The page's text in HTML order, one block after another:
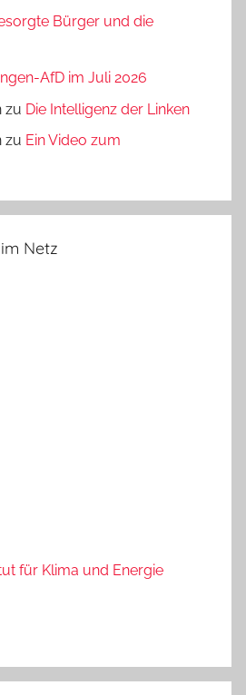
Bürger und die
AfD im Juli 2026
zu Die Intelligenz der Linken
zu Ein Video zum
Netz
für Klima und Energie